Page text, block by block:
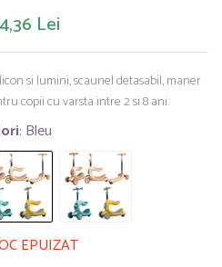
Lei
si lumini, scaunel detasabil, maner
copii cu varsta intre 2 si 8 ani.
: Bleu
EPUIZAT